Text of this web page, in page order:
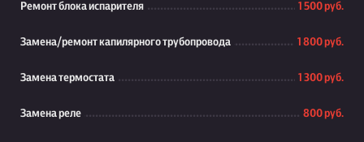
Ремонт блока испарителя 1 500 руб.
Замена/ремонт капилярного трубопровода 1 800 руб.
Замена термостата 1 300 руб.
Замена реле 800 руб.